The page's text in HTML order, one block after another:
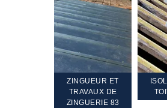
ZINGUEUR ET
TRAVAUX DE
ZINGUERIE 83